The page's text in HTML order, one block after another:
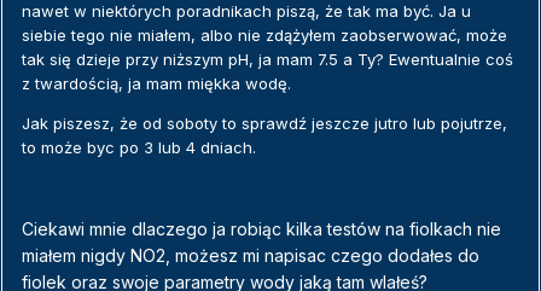
nawet w niektórych poradnikach piszą, że tak ma być. Ja u
siebie tego nie miałem, albo nie zdążyłem zaobserwować, może
tak się dzieje przy niższym pH, ja mam 7.5 a Ty? Ewentualnie coś
z twardością, ja mam miękka wodę.
Jak piszesz, że od soboty to sprawdź jeszcze jutro lub pojutrze,
to może byc po 3 lub 4 dniach.
Ciekawi mnie dlaczego ja robiąc kilka testów na fiolkach nie
miałem nigdy NO2, możesz mi napisac czego dodałes do
fiolek oraz swoje parametry wody jaką tam wlałeś?